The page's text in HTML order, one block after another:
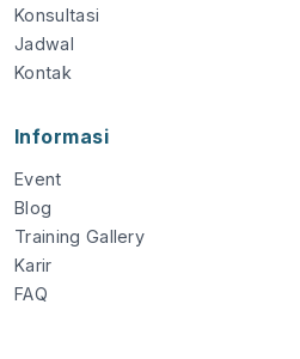
Konsultasi
Jadwal
Kontak
Informasi
Event
Blog
Training Gallery
Karir
FAQ